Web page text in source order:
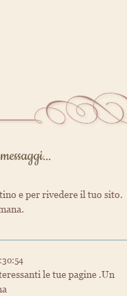
e per rivedere il tuo sito.
le tue pagine .Un